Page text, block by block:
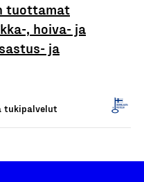
tuottamat
, hoiva- ja
ja
tukipalvelut